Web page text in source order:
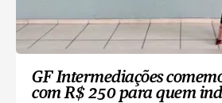
GF Intermediações
com R$ 250 para quem